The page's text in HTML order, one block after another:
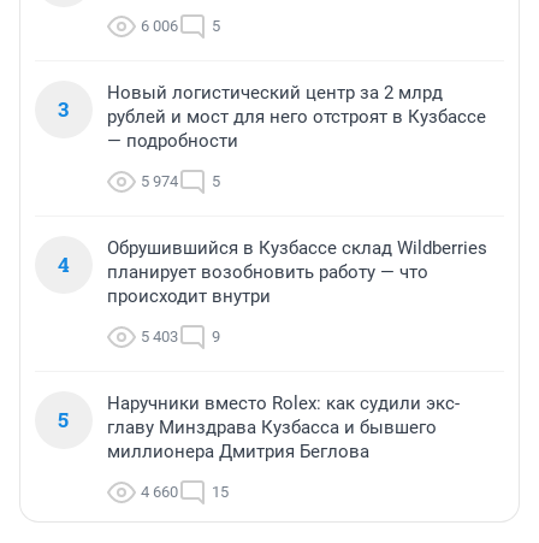
6 006 5
3
Новый логистический центр за 2 млрд
рублей и мост для него отстроят в Кузбассе
— подробности
5 974 5
4
Обрушившийся в Кузбассе склад Wildberries
планирует возобновить работу — что
происходит внутри
5 403 9
5
Наручники вместо Rolex: как судили экс-
главу Минздрава Кузбасса и бывшего
миллионера Дмитрия Беглова
4 660 15